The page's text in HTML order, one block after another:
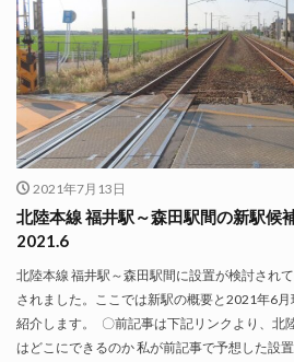
2021年7月13日
北陸本線 福井駅～森田駅間の新駅候
2021.6
北陸本線 福井駅～森田駅間に設置が検討され
されました。ここでは新駅の概要と2021年6
紹介します。 〇前記事は下記リンクより、北
はどこにできるのか 私が前記事で予想した設